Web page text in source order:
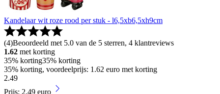
Kandelaar wit roze rood per stuk - l6,5xb6,5xh9cm
(4)Beoordeeld met 5.0 van de 5 sterren, 4 klantreviews
1.62 met korting
35% korting35% korting
35% korting, voordeelprijs: 1.62 euro met korting
2.49
Prijs: 2.49 euro